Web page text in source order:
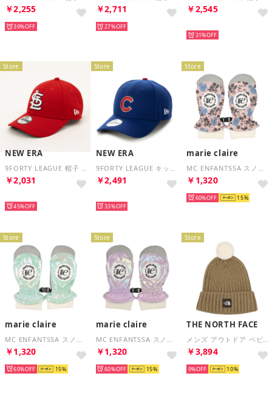
￥2,255
39%
￥2,711
27%
￥2,545
31%
Store
NEW ERA
9FORTY LEAGUE 帽子 （カージナルスレッド）
￥2,031
45%
Store
NEW ERA
9FORTY LEAGUE キッズ帽子 （シカゴカブスブルー）
￥2,491
33%
Store
marie claire
MC ENFANTSSA スノーミトン （PK）
￥1,320
60% 15
Store
marie claire
MC ENFANTSSA スノーミトン （MNT）
￥1,320
60% 15
Store
marie claire
MC ENFANTSSA スノーミトン （PPL）
￥1,320
60% 15
Store
THE NORTH FACE
メンズ アウトドア ベビー Baby Pom Pom Cappuchoベビーポンポンカプッチョ NNB42402 （クラシックカーキ）
￥3,894
9% 10